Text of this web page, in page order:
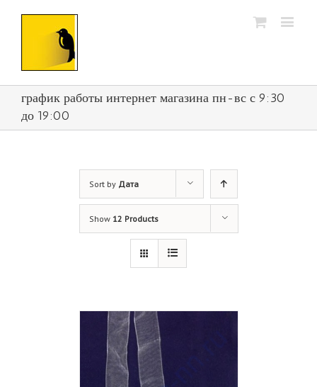
график работы интернет магазина пн-вс с 9:30
до 19:00
Sort by Дата
Show 12 Products